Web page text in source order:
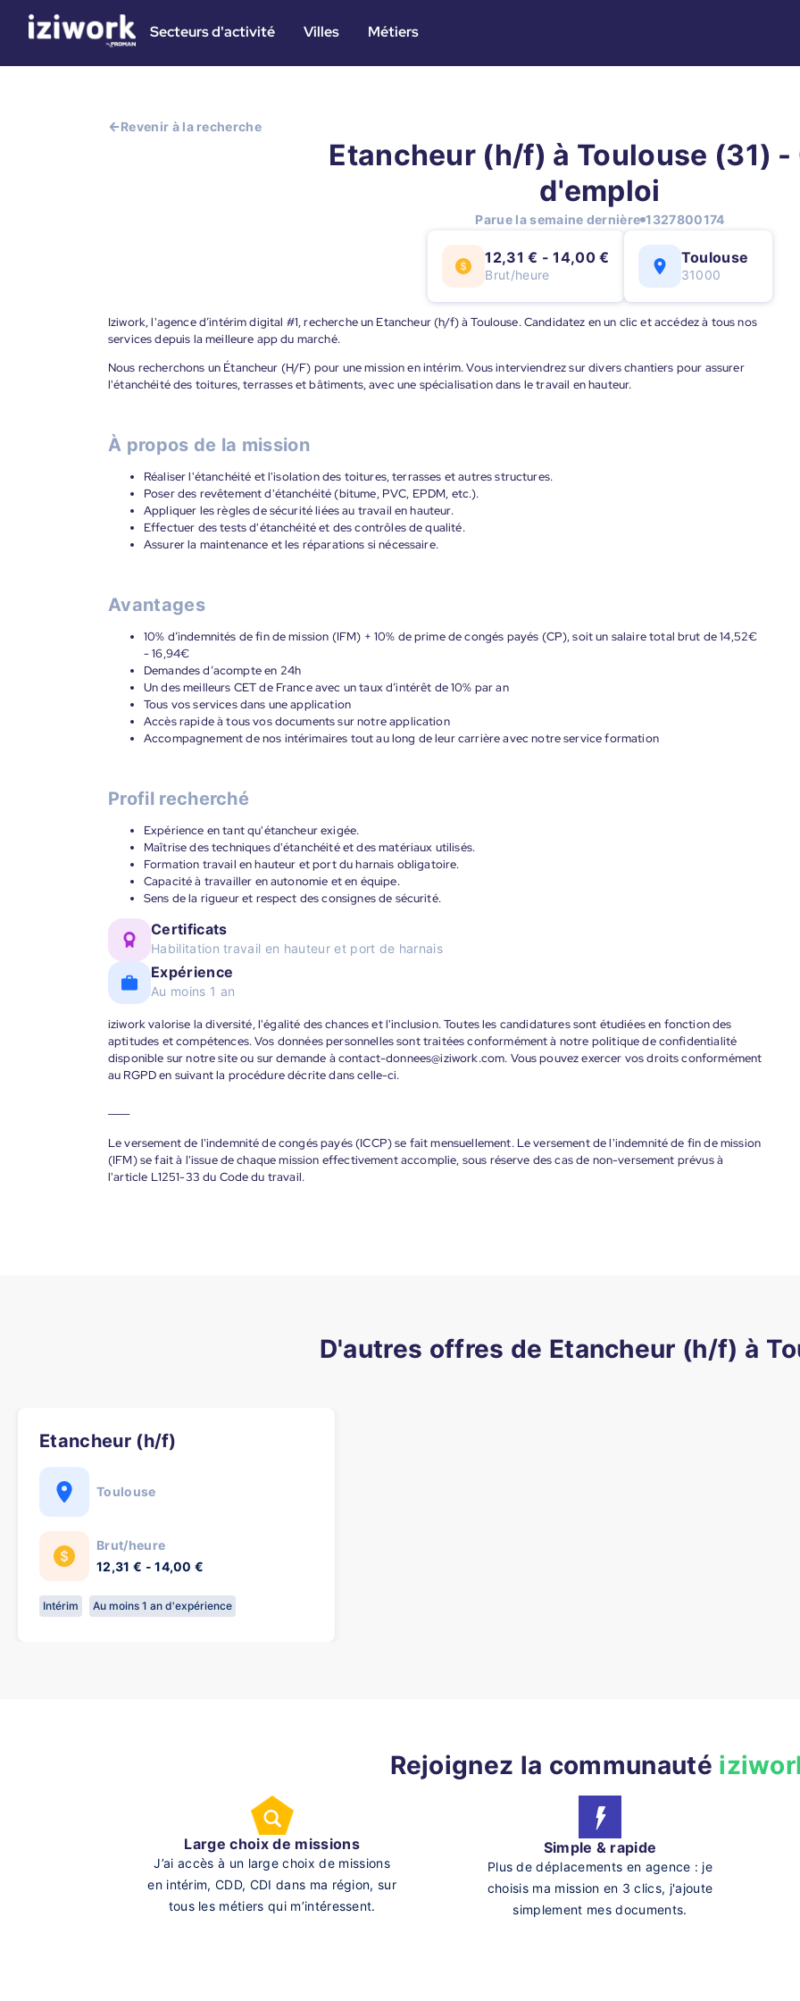
Secteurs d'activité Villes Métiers
Revenir à la recherche
Etancheur (h/f) à Toulouse (31) -
d'emploi
Parue la semaine dernière 1327800174
12,31 € - 14,00 €
Brut/heure
Toulouse
31000
Iziwork, l'agence d’intérim digital #1, recherche un Etancheur (h/f) à Toulouse. Candidatez en un clic et accédez à tous nos
services depuis la meilleure app du marché.
Nous recherchons un Étancheur (H/F) pour une mission en intérim. Vous interviendrez sur divers chantiers pour assurer
l'étanchéité des toitures, terrasses et bâtiments, avec une spécialisation dans le travail en hauteur.
À propos de la mission
Réaliser l'étanchéité et l'isolation des toitures, terrasses et autres structures.
Poser des revêtement d'étanchéité (bitume, PVC, EPDM, etc.).
Appliquer les règles de sécurité liées au travail en hauteur.
Effectuer des tests d'étanchéité et des contrôles de qualité.
Assurer la maintenance et les réparations si nécessaire.
Avantages
10% d’indemnités de fin de mission (IFM) + 10% de prime de congés payés (CP), soit un salaire total brut de 14,52€
- 16,94€
Demandes d’acompte en 24h
Un des meilleurs CET de France avec un taux d’intérêt de 10% par an
Tous vos services dans une application
Accès rapide à tous vos documents sur notre application
Accompagnement de nos intérimaires tout au long de leur carrière avec notre service formation
Profil recherché
Expérience en tant qu'étancheur exigée.
Maîtrise des techniques d'étanchéité et des matériaux utilisés.
Formation travail en hauteur et port du harnais obligatoire.
Capacité à travailler en autonomie et en équipe.
Sens de la rigueur et respect des consignes de sécurité.
Certificats
Habilitation travail en hauteur et port de harnais
Expérience
Au moins 1 an
iziwork valorise la diversité, l'égalité des chances et l'inclusion. Toutes les candidatures sont étudiées en fonction des
aptitudes et compétences. Vos données personnelles sont traitées conformément à notre politique de confidentialité
disponible sur notre site ou sur demande à contact-donnees@iziwork.com. Vous pouvez exercer vos droits conformément
au RGPD en suivant la procédure décrite dans celle-ci.
Le versement de l'indemnité de congés payés (ICCP) se fait mensuellement. Le versement de l'indemnité de fin de mission
(IFM) se fait à l'issue de chaque mission effectivement accomplie, sous réserve des cas de non-versement prévus à
l'article L1251-33 du Code du travail.
D'autres offres de Etancheur (h/f) à
Etancheur (h/f)
Toulouse
Brut/heure
12,31 € - 14,00 €
Intérim Au moins 1 an d'expérience
Rejoignez la communauté
Large choix de missions
J’ai accès à un large choix de missions
en intérim, CDD, CDI dans ma région, sur
tous les métiers qui m’intéressent.
Simple & rapide
Plus de déplacements en agence : je
choisis ma mission en 3 clics, j'ajoute
simplement mes documents.